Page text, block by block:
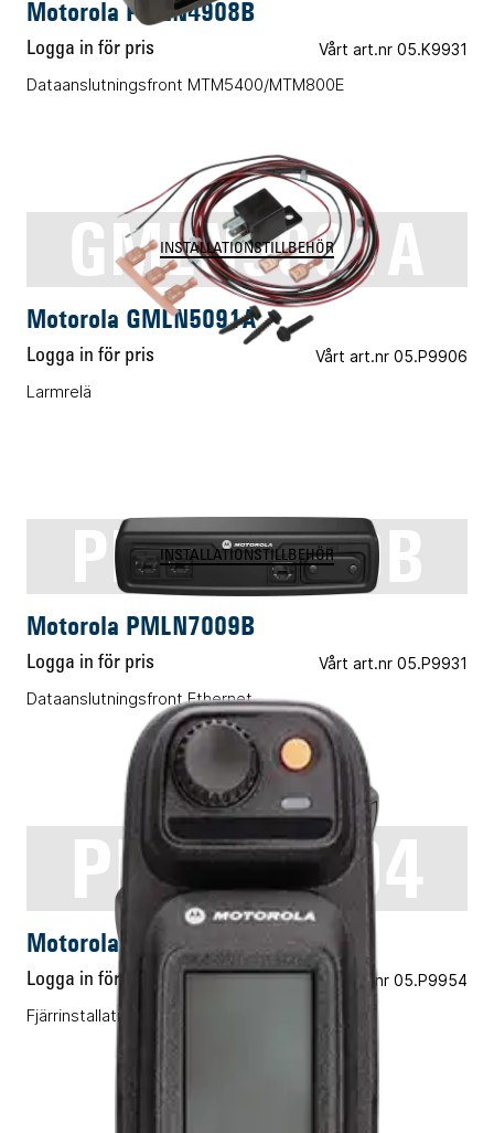
Motorola PMLN4908B
Logga in för pris Vårt art.nr 05.K9931
Dataanslutningsfront MTM5400/MTM800E
GMLN5091A
INSTALLATIONSTILLBEHÖR
Motorola GMLN5091A
Logga in för pris Vårt art.nr 05.P9906
Larmrelä
PMLN7009B
INSTALLATIONSTILLBEHÖR
Motorola PMLN7009B
Logga in för pris Vårt art.nr 05.P9931
Dataanslutningsfront Ethernet
PMLN4904
Motorola PMLN4904
Logga in för pris Vårt art.nr 05.P9954
Fjärrinstallationsfront